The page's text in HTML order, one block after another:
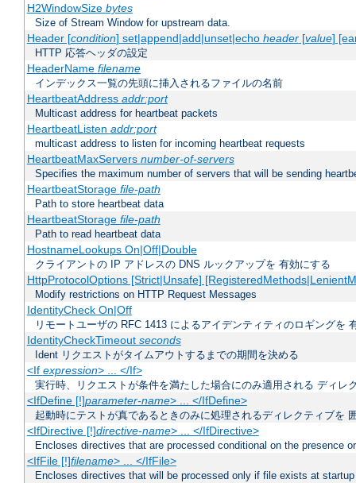
H2WindowSize bytes
Size of Stream Window for upstream data.
Header [condition] set|append|add|unset|echo header[value]
HTTP 応答ヘッダの設定
HeaderName filename
インデックス一覧の先頭に挿入されるファイルの名前
HeartbeatAddress addr:port
Multicast address for heartbeat packets
HeartbeatListen addr:port
multicast address to listen for incoming heartbeat requests
HeartbeatMaxServers number-of-servers
Specifies the maximum number of servers that will be sending
HeartbeatStorage file-path
Path to store heartbeat data
HeartbeatStorage file-path
Path to read heartbeat data
HostnameLookups On|Off|Double
クライアントの IP アドレスの DNS ルックアップを 有効にする
HttpProtocolOptions [Strict|Unsafe]
Modify restrictions on HTTP Request Messages
IdentityCheck On|Off
リモートユーザの RFC 1413 によるアイデンティティのロギングを
IdentityCheckTimeout seconds
Ident リクエストがタイムアウトするまでの期間を決める
<If expression> ... </If>
実行時、リクエストが条件を満たした場合にのみ適用される ディレ
<IfDefine [!]parameter-name> ... </IfDefine>
起動時にテストが真であるときのみに処理されるディレクティブを
<IfDirective [!]directive-name> ... </IfDirective>
Encloses directives that are processed conditional on the presence
<IfFile [!]filename> ... </IfFile>
Encloses directives that will be processed only if file exists at startup